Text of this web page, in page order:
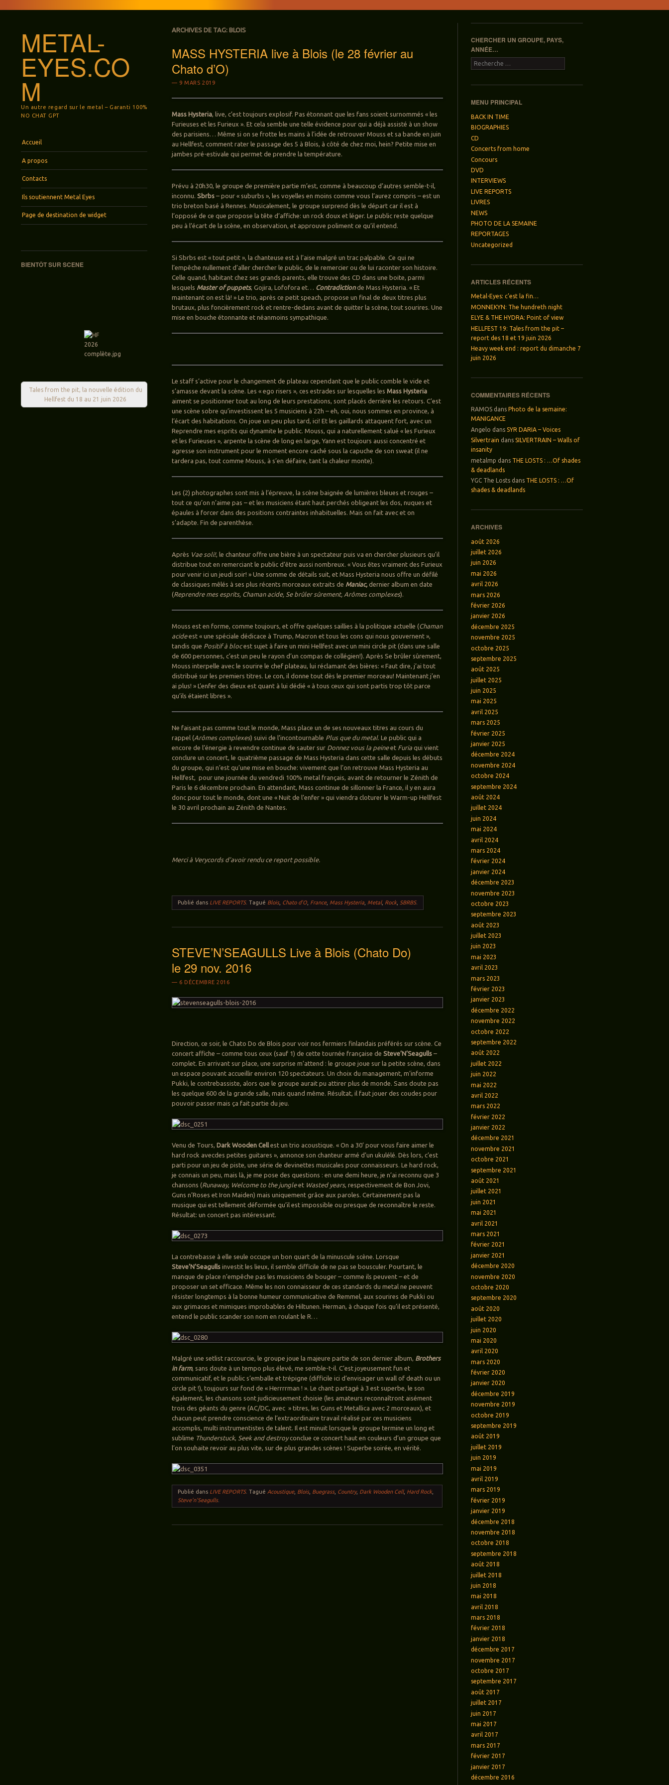
METAL-
EYES.CO
M
Un autre regard sur le metal – Garanti 100%
NO CHAT GPT
Aller au contenu principal
Accueil
A propos
Contacts
Ils soutiennent Metal Eyes
Page de destination de widget
BIENTÔT SUR SCENE
Tales from the pit, la nouvelle édition du
Hellfest du 18 au 21 juin 2026
ARCHIVES DE TAG: BLOIS
MASS HYSTERIA live à Blois (le 28 février au
Chato d’O)
9 MARS 2019
Mass Hysteria, live, c’est toujours explosif. Pas étonnant que les fans soient surnommés « les
Furieuses et les Furieux ». Et cela semble une telle évidence pour qui a déjà assisté à un show
des parisiens… Même si on se frotte les mains à l’idée de retrouver Mouss et sa bande en juin
au Hellfest, comment rater le passage des 5 à Blois, à côté de chez moi, hein? Petite mise en
jambes pré-estivale qui permet de prendre la température.
Prévu à 20h30, le groupe de première partie m’est, comme à beaucoup d’autres semble-t-il,
inconnu.Sbrbs – pour « suburbs », les voyelles en moins comme vous l’aurez compris – est un
trio breton basé à Rennes. Musicalement, le groupe surprend dès le départ car il est à
l’opposé de ce que propose la tête d’affiche: un rock doux et léger. Le public reste quelque
peu à l’écart de la scène, en observation, et approuve poliment ce qu’il entend.
Si Sbrbs est « tout petit », la chanteuse est à l’aise malgré un trac palpable. Ce qui ne
l’empêche nullement d’aller chercher le public, de le remercier ou de lui raconter son histoire.
Celle quand, habitant chez ses grands parents, elle trouve des CD dans une boite, parmi
lesquels Master of puppets, Gojira, Lofofora et… Contradictionde Mass Hysteria. « Et
maintenant on est là! » Le trio, après ce petit speach, propose un final de deux titres plus
brutaux, plus foncièrement rock et rentre-dedans avant de quitter la scène, tout sourires. Une
mise en bouche étonnante et néanmoins sympathique.
Le staff s’active pour le changement de plateau cependant que le public comble le vide et
s’amasse devant la scène. Les « ego risers », ces estrades sur lesquelles lesMass Hysteria
aiment se positionner tout au long de leurs prestations, sont placés derrière les retours. C’est
une scène sobre qu’investissent les 5 musiciens à 22h – eh, oui, nous sommes en province, à
l’écart des habitations. On joue un peu plus tard, ici! Et les gaillards attaquent fort, avec un
Reprendre mes esprits qui dynamite le public. Mouss, qui a naturellement salué « les Furieux
et les Furieuses », arpente la scène de long en large, Yann est toujours aussi concentré et
agresse son instrument pour le moment encore caché sous la capuche de son sweat (il ne
tardera pas, tout comme Mouss, à s’en défaire, tant la chaleur monte).
Les (2) photographes sont mis à l’épreuve, la scène baignée de lumières bleues et rouges –
tout ce qu’on n’aime pas – et les musiciens étant haut perchés obligeant les dos, nuques et
épaules à forcer dans des positions contraintes inhabituelles. Mais on fait avec et on
s’adapte. Fin de parenthèse.
Après Vae soli!, le chanteur offre une bière à un spectateur puis va en chercher plusieurs qu’il
distribue tout en remerciant le public d’être aussi nombreux. « Vous êtes vraiment des Furieux
pour venir ici un jeudi soir! » Une somme de détails suit, et Mass Hysteria nous offre un défilé
de classiques mêlés à ses plus récents morceaux extraits de Maniac,dernier album en date
(Reprendre mes esprits, Chaman acide, Se brûler sûrement, Arômes complexes).
Mouss est en forme, comme toujours, et offre quelques saillies à la politique actuelle (Chaman
acideest « une spéciale dédicace à Trump, Macron et tous les cons qui nous gouvernent »,
tandis que Positif à blocest sujet à faire un mini Hellfest avec un mini circle pit (dans une salle
de 600 personnes, c’est un peu le rayon d’un compas de collégien!). Après Se brûler sûrement,
Mouss interpelle avec le sourire le chef plateau, lui réclamant des bières: « Faut dire, j’ai tout
distribué sur les premiers titres. Le con, il donne tout dès le premier morceau! Maintenant j’en
ai plus! » L’enfer des dieux est quant à lui dédié « à tous ceux qui sont partis trop tôt parce
qu’ils étaient libres ».
Ne faisant pas comme tout le monde, Mass place un de ses nouveaux titres au cours du
rappel (Arômes complexes) suivi de l’incontournable Plus que du metal. Le public qui a
encore de l’énergie à revendre continue de sauter sur Donnez vous la peineet Furia qui vient
conclure un concert, le quatrième passage de Mass Hysteria dans cette salle depuis les débuts
du groupe, qui n’est qu’une mise en bouche: vivement que l’on retrouve Mass Hysteria au
Hellfest, pour une journée du vendredi 100% metal français, avant de retourner le Zénith de
Paris le 6 décembre prochain. En attendant, Mass continue de sillonner la France, il y en aura
donc pour tout le monde, dont une « Nuit de l’enfer » qui viendra cloturer le Warm-up Hellfest
le 30 avril prochain au Zénith de Nantes.
Merci à Verycords d’avoir rendu ce report possible.
Publié dans LIVE REPORTS.Tagué Blois, Chato d'O France, Mass Hysteria Metal, Rock, SBRBS.
STEVE’N’SEAGULLS Live à Blois (Chato Do)
le 29 nov. 2016
6 DÉCEMBRE 2016
Direction, ce soir, le Chato Do de Blois pour voir nos fermiers finlandais préférés sur scène. Ce
concert affiche – comme tous ceux (sauf 1) de cette tournée française deSteve’N’Seagulls –
complet. En arrivant sur place, une surprise m’attend : le groupe joue sur la petite scène, dans
un espace pouvant accueillir environ 120 spectateurs. Un choix du management, m’informe
Pukki, le contrebassiste, alors que le groupe aurait pu attirer plus de monde. Sans doute pas
les quelque 600 de la grande salle, mais quand même. Résultat, il faut jouer des coudes pour
pouvoir passer mais ça fait partie du jeu.
Venu de Tours,Dark Wooden Cellest un trio acoustique. « On a 30’ pour vous faire aimer le
hard rock avecdes petites guitares », annonce son chanteur armé d’un ukulélé. Dès lors, c’est
parti pour un jeu de piste, une série de devinettes musicales pour connaisseurs. Le hard rock,
je connais un peu, mais là, je me pose des questions : en une demi heure, je n’ai reconnu que 3
chansons (Runaway, Welcome to the jungleet Wasted years, respectivement de Bon Jovi,
Guns n’Roses et Iron Maiden) mais uniquement grâce aux paroles. Certainement pas la
musique qui est tellement déformée qu’il est impossible ou presque de reconnaître le reste.
Résultat: un concert pas intéressant.
La contrebasse à elle seule occupe un bon quart de la minuscule scène. Lorsque
Steve’N’Seagulls investit les lieux, il semble difficile de ne pas se bousculer. Pourtant, le
manque de place n’empêche pas les musiciens de bouger – comme ils peuvent – et de
proposer un set efficace. Même les non connaisseur de ces standards du metal ne peuvent
résister longtemps à la bonne humeur communicative de Remmel, aux sourires de Pukki ou
aux grimaces et mimiques improbables de Hiltunen. Herman, à chaque fois qu’il est présenté,
entend le public scander son nom en roulant le R…
Malgré une setlist raccourcie, le groupe joue la majeure partie de son dernier album, Brothers
in farm, sans doute à un tempo plus élevé, me semble-t-il. C’est joyeusement fun et
communicatif, et le public s’emballe et trépigne (difficile ici d’envisager un wall of death ou un
circle pit !), toujours sur fond de « Herrrrman ! ». Le chant partagé à 3 est superbe, le son
également, les chansons sont judicieusement choisie (les amateurs reconnaîtront aisément
trois des géants du genre (AC/DC, avec » titres, les Guns et Metallica avec 2 morceaux), et
chacun peut prendre conscience de l’extraordinaire travail réalisé par ces musiciens
accomplis, multi instrumentistes de talent. Il est minuit lorsque le groupe termine un long et
sublime Thunderstuck, Seek and destroyconclue ce concert haut en couleurs d’un groupe que
l’on souhaite revoir au plus vite, sur de plus grandes scènes ! Superbe soirée, en vérité.
Publié dans LIVE REPORTS.Tagué Acoustique, Blois, Buegrass, Country, Dark Wooden Cell, Hard Rock,
Steve'n'Seagulls.
CHERCHER UN GROUPE, PAYS,
ANNÉE…
Recherche
MENU PRINCIPAL
BACK IN TIME
BIOGRAPHIES
CD
Concerts from home
Concours
DVD
INTERVIEWS
LIVE REPORTS
LIVRES
NEWS
PHOTO DE LA SEMAINE
REPORTAGES
Uncategorized
ARTICLES RÉCENTS
Metal-Eyes: c’est la fin…
MONNEKYN: The hundreth night
ELYE & THE HYDRA: Point of view
HELLFEST 19: Tales from the pit –
report des 18 et 19 juin 2026
Heavy week end : report du dimanche 7
juin 2026
COMMENTAIRES RÉCENTS
RAMOS dans Photo de la semaine:
MANIGANCE
Angelo dansSYR DARIA – Voices
Silvertrain dansSILVERTRAIN – Walls of
insanity
metalmp dans THE LOSTS : …Of shades
& deadlands
YGC The Losts dans THE LOSTS : …Of
shades & deadlands
ARCHIVES
août 2026
juillet 2026
juin 2026
mai 2026
avril 2026
mars 2026
février 2026
janvier 2026
décembre 2025
novembre 2025
octobre 2025
septembre 2025
août 2025
juillet 2025
juin 2025
mai 2025
avril 2025
mars 2025
février 2025
janvier 2025
décembre 2024
novembre 2024
octobre 2024
septembre 2024
août 2024
juillet 2024
juin 2024
mai 2024
avril 2024
mars 2024
février 2024
janvier 2024
décembre 2023
novembre 2023
octobre 2023
septembre 2023
août 2023
juillet 2023
juin 2023
mai 2023
avril 2023
mars 2023
février 2023
janvier 2023
décembre 2022
novembre 2022
octobre 2022
septembre 2022
août 2022
juillet 2022
juin 2022
mai 2022
avril 2022
mars 2022
février 2022
janvier 2022
décembre 2021
novembre 2021
octobre 2021
septembre 2021
août 2021
juillet 2021
juin 2021
mai 2021
avril 2021
mars 2021
février 2021
janvier 2021
décembre 2020
novembre 2020
octobre 2020
septembre 2020
août 2020
juillet 2020
juin 2020
mai 2020
avril 2020
mars 2020
février 2020
janvier 2020
décembre 2019
novembre 2019
octobre 2019
septembre 2019
août 2019
juillet 2019
juin 2019
mai 2019
avril 2019
mars 2019
février 2019
janvier 2019
décembre 2018
novembre 2018
octobre 2018
septembre 2018
août 2018
juillet 2018
juin 2018
mai 2018
avril 2018
mars 2018
février 2018
janvier 2018
décembre 2017
novembre 2017
octobre 2017
septembre 2017
août 2017
juillet 2017
juin 2017
mai 2017
avril 2017
mars 2017
février 2017
janvier 2017
décembre 2016